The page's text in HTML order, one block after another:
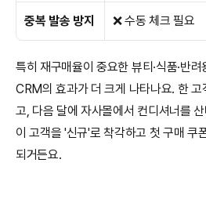
중복 발송 방지 ❌ 수동 체크 필요
특히 재구매율이 중요한 뷰티·식품·반
CRM의 효과가 더 크게 나타나요. 한
고, 다음 달에 자사몰에서 컨디셔너를
이 고객을 '신규'로 착각하고 첫 구매 쿠
되거든요.